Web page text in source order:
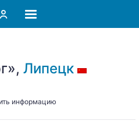
Липецк
информацию